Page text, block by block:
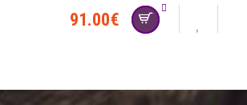
91.00€